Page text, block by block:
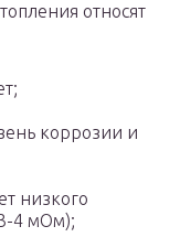
относят
коррозии и
низкого
4 мОм);